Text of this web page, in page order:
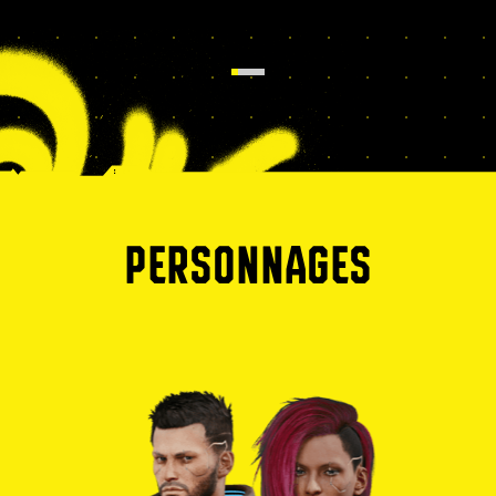
PERSONNAGES